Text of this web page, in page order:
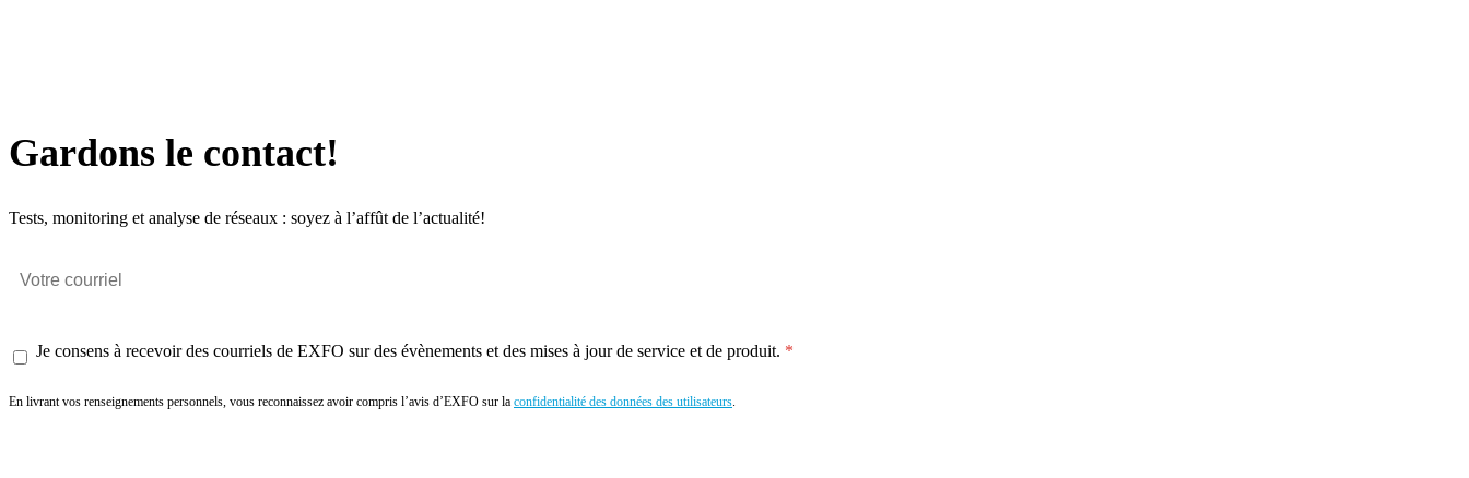
Gardons le contact!
Tests, monitoring et analyse de réseaux : soyez à l’affût de l’actualité!
Je consens à recevoir des courriels de EXFO sur des évènements et des mises à jour de service et de produit.
En livrant vos renseignements personnels, vous reconnaissez avoir compris l’avis d’EXFO sur la confidentialité des données des utilisateurs.